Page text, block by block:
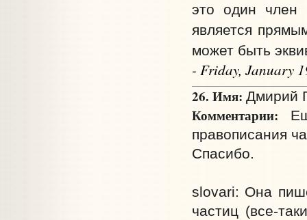
это один член
является
может быть
- Friday, January
26. Имя: Дмирий
Комментарии:
правописания
Спасибо.
slovari: Она
частиц (все-